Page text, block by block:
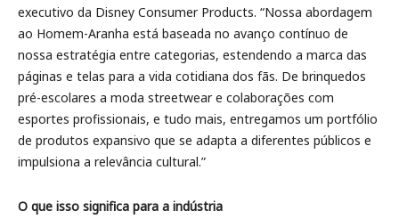
executivo da Disney Consumer Products. “Nossa abordagem
ao Homem-Aranha está baseada no avanço contínuo de
nossa estratégia entre categorias, estendendo a marca das
páginas e telas para a vida cotidiana dos fãs. De brinquedos
pré-escolares a moda streetwear e colaborações com
esportes profissionais, e tudo mais, entregamos um portfólio
de produtos expansivo que se adapta a diferentes públicos e
impulsiona a relevância cultural.”
O que isso significa para a indústria